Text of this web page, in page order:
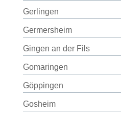
Gerlingen
Germersheim
Gingen an der Fils
Gomaringen
Göppingen
Gosheim